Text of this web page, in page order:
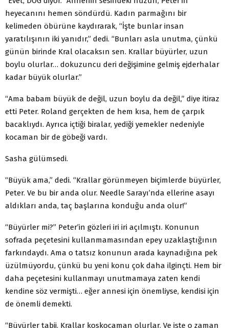
heyecanını hemen söndürdü. Kadın parmağını bir
kelimeden öbürüne kaydırarak, “İşte bunlar insan
yaratılışının iki yanıdır,” dedi. “Bunları asla unutma, çünkü
günün birinde Kral olacaksın sen. Krallar büyürler, uzun
boylu olurlar… dokuzuncu deri değişimine gelmiş ejderhalar
kadar büyük olurlar.”
“Ama babam büyük de değil, uzun boylu da değil,” diye itiraz
etti Peter. Roland gerçekten de hem kısa, hem de çarpık
bacaklıydı. Ayrıca içtiği biralar, yediği yemekler nedeniyle
kocaman bir de göbeği vardı.
Sasha gülümsedi.
“Büyük ama,” dedi. “Krallar görünmeyen biçimlerde büyürler,
Peter. Ve bu bir anda olur. Needle Sarayı’nda ellerine asayı
aldıkları anda, taç başlarına konduğu anda olur!”
“Büyürler mi?” Peter’in gözleri iri iri açılmıştı. Konunun
sofrada peçetesini kullanmamasından epey uzaklaştığının
farkındaydı. Ama o tatsız konunun arada kaynadığına pek
üzülmüyordu, çünkü bu yeni konu çok daha ilginçti. Hem bir
daha peçetesini kullanmayı unutmamaya zaten kendi
kendine söz vermişti… eğer annesi için önemliyse, kendisi için
de önemli demekti.
“Büyürler tabii. Krallar koskocaman olurlar. Ve işte o zaman